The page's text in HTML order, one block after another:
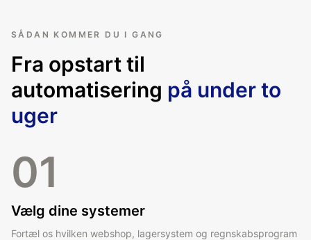
SÅDAN KOMMER DU I GANG
Fra opstart til
automatisering på under to
uger
01
Vælg dine systemer
Fortæl os hvilken webshop, lagersystem og regnskabsprogram